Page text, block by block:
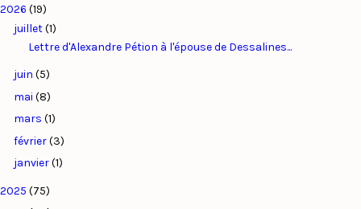
2026 (19)
juillet(1)
Lettre d'Alexandre Pétion à l'épouse de Dessalines...
juin (5)
mai (8)
mars (1)
février(3)
janvier(1)
2025 (75)